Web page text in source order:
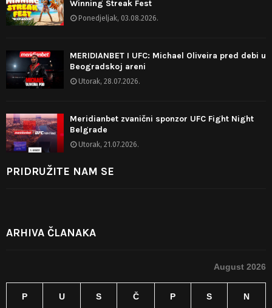
Winning Streak Fest
Ponedjeljak, 03.08.2026.
MERIDIANBET I UFC: Michael Oliveira pred debi u
Beogradskoj areni
Utorak, 28.07.2026.
Meridianbet zvanični sponzor UFC Fight Night
Belgrade
Utorak, 21.07.2026.
PRIDRUŽITE NAM SE
ARHIVA ČLANAKA
August 2026
P U S Č P S N